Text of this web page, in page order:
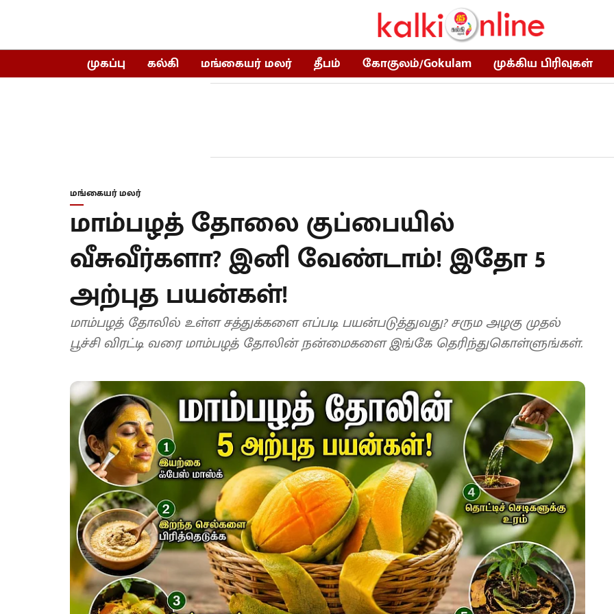
முகப்பு கல்கி மங்கையர் மலர் தீபம் கோகுலம்/Gokulam முக்கிய பிரிவுகள்
மங்கையர் மலர்
மாம்பழத் தோலை குப்பையில்
வீசுவீர்களா? இனி வேண்டாம்! இதோ 5
அற்புத பயன்கள்!
மாம்பழத் தோலில் உள்ள சத்துக்களை எப்படி பயன்படுத்துவது? சரும அழகு முதல்
பூச்சி விரட்டி வரை மாம்பழத் தோலின் நன்மைகளை இங்கே தெரிந்துகொள்ளுங்கள்.